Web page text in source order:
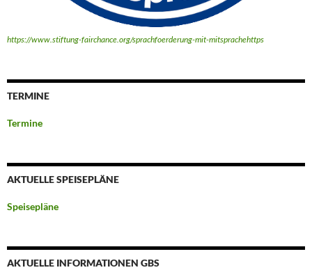
https://www.stiftung-fairchance.org/sprachfoerderung-mit-mitsprachehttps
TERMINE
Termine
AKTUELLE SPEISEPLÄNE
Speisepläne
AKTUELLE INFORMATIONEN GBS